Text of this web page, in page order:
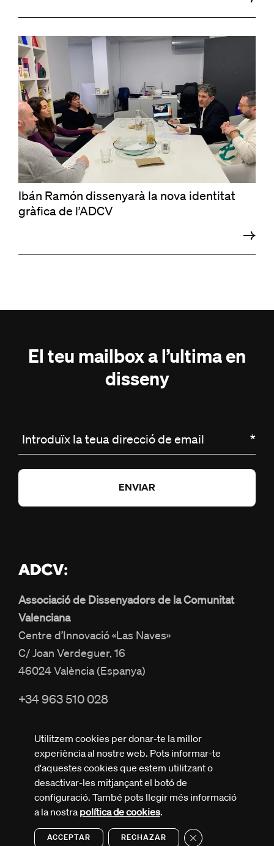
Ibán Ramón dissenyarà la nova identitat
gràfica de l’ADCV
El teu mailbox a l’ultima en
disseny
Introduïx la teua direcció de email *
Associació de Dissenyadors de la Comunitat
Valenciana
Centre d’Innovació «Las Naves»
C/ Joan Verdeguer, 16
46024 València (Espanya)
+34 963 510 028
Tots els drets reservats © ADCV
Utilitzem cookies per donar-te la millor
experiència al nostre web. Pots informar-te
d'aquestes cookies que estem utilitzant o
desactivar-les mitjançant el botó de
configuració. També pots llegir més informació
a la nostra política de cookies.
ACCEPTAR RECHAZAR Close GDPR Cookie